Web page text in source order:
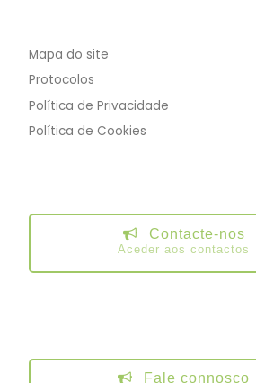
Mapa do site
Protocolos
Política de Privacidade
Política de Cookies
Contacte-nos
Aceder aos contactos
Fale connosco